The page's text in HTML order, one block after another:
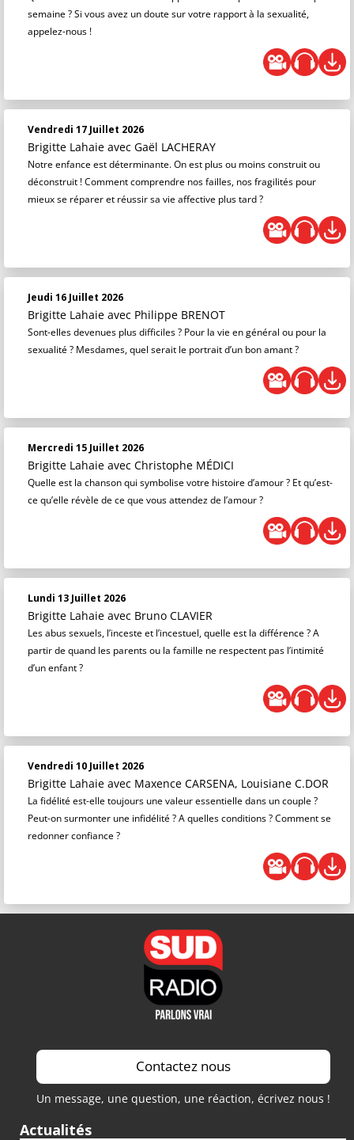
semaine ? Si vous avez un doute sur votre rapport à la sexualité,
appelez-nous !
Vendredi 17 Juillet 2026
Brigitte Lahaie avec Gaël LACHERAY
Notre enfance est déterminante. On est plus ou moins construit ou
déconstruit ! Comment comprendre nos failles, nos fragilités pour
mieux se réparer et réussir sa vie affective plus tard ?
Jeudi 16 Juillet 2026
Brigitte Lahaie avec Philippe BRENOT
Sont-elles devenues plus difficiles ? Pour la vie en général ou pour la
sexualité ? Mesdames, quel serait le portrait d’un bon amant ?
Mercredi 15 Juillet 2026
Brigitte Lahaie avec Christophe MÉDICI
Quelle est la chanson qui symbolise votre histoire d’amour ? Et qu’est-
ce qu’elle révèle de ce que vous attendez de l’amour ?
Lundi 13 Juillet 2026
Brigitte Lahaie avec Bruno CLAVIER
Les abus sexuels, l’inceste et l’incestuel, quelle est la différence ? A
partir de quand les parents ou la famille ne respectent pas l’intimité
d’un enfant ?
Vendredi 10 Juillet 2026
Brigitte Lahaie avec Maxence CARSENA, Louisiane C.DOR
La fidélité est-elle toujours une valeur essentielle dans un couple ?
Peut-on surmonter une infidélité ? A quelles conditions ? Comment se
redonner confiance ?
Contactez nous
Un message, une question, une réaction, écrivez nous !
Actualités